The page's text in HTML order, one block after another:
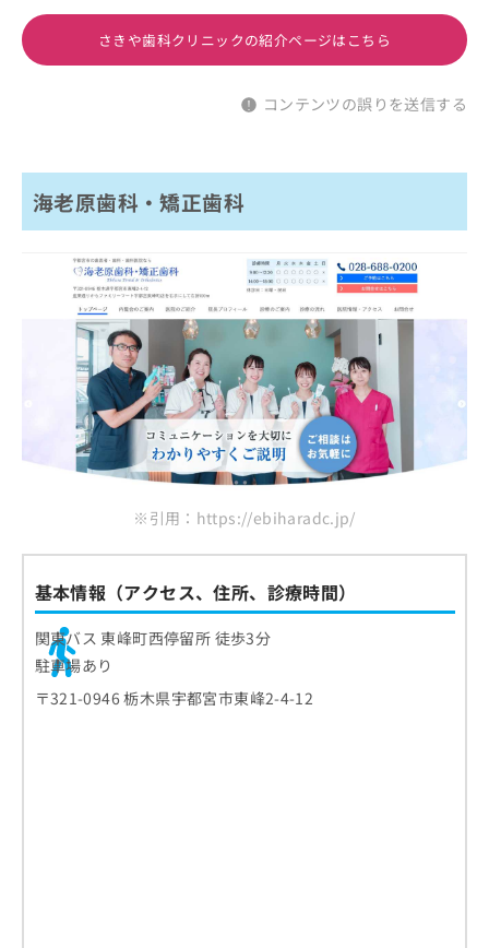
さきや歯科クリニックの紹介ページはこちら
コンテンツの誤りを送信する
海老原歯科・矯正歯科
※引用：https://ebiharadc.jp/
基本情報（アクセス、住所、診療時間）
関東バス 東峰町西停留所 徒歩3分
駐車場あり
〒321-0946 栃木県宇都宮市東峰2-4-12